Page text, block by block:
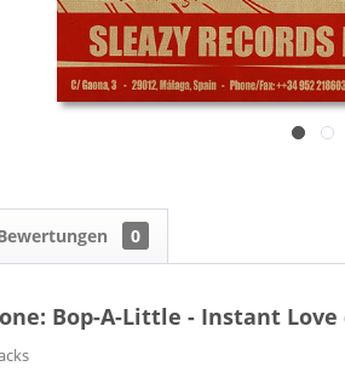
0
Bop-A-Little - Instant Love